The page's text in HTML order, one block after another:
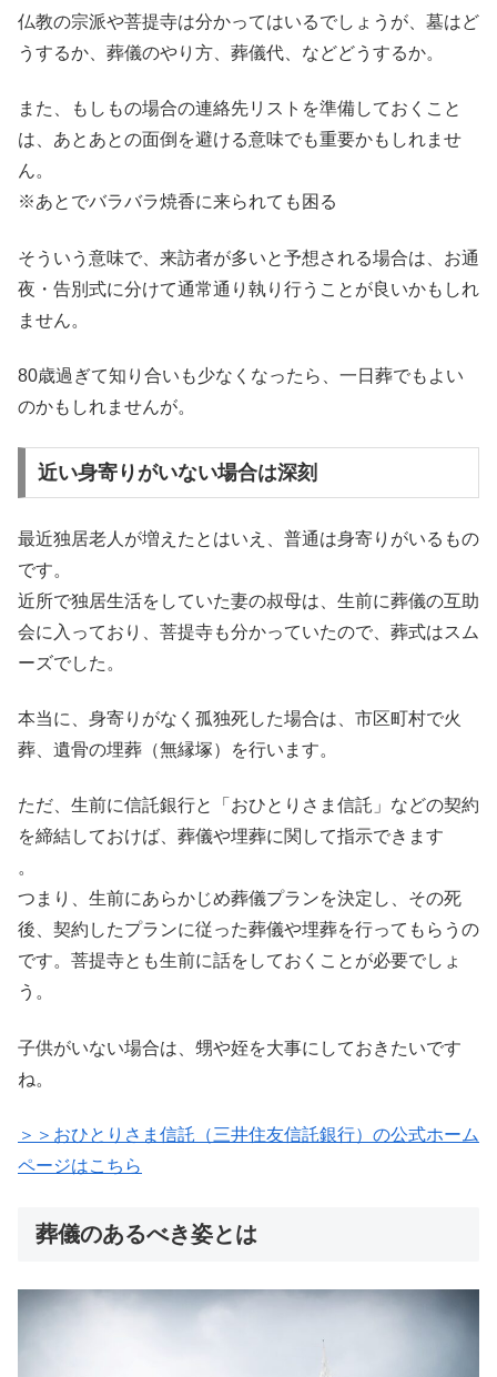
仏教の宗派や菩提寺は分かってはいるでしょうが、墓はど
うするか、葬儀のやり方、葬儀代、などどうするか。
また、もしもの場合の連絡先リストを準備しておくこと
は、あとあとの面倒を避ける意味でも重要かもしれませ
ん。
※あとでバラバラ焼香に来られても困る
そういう意味で、来訪者が多いと予想される場合は、お通
夜・告別式に分けて通常通り執り行うことが良いかもしれ
ません。
80歳過ぎて知り合いも少なくなったら、一日葬でもよい
のかもしれませんが。
近い身寄りがいない場合は深刻
最近独居老人が増えたとはいえ、普通は身寄りがいるもの
です。
近所で独居生活をしていた妻の叔母は、生前に葬儀の互助
会に入っており、菩提寺も分かっていたので、葬式はスム
ーズでした。
本当に、身寄りがなく孤独死した場合は、市区町村で火
葬、遺骨の埋葬（無縁塚）を行います。
ただ、生前に信託銀行と「おひとりさま信託」などの契約
を締結しておけば、葬儀や埋葬に関して指示できます
。
つまり、生前にあらかじめ葬儀プランを決定し、その死
後、契約したプランに従った葬儀や埋葬を行ってもらうの
です。菩提寺とも生前に話をしておくことが必要でしょ
う。
子供がいない場合は、甥や姪を大事にしておきたいです
ね。
＞＞おひとりさま信託（三井住友信託銀行）の公式ホーム
ページはこちら
葬儀のあるべき姿とは